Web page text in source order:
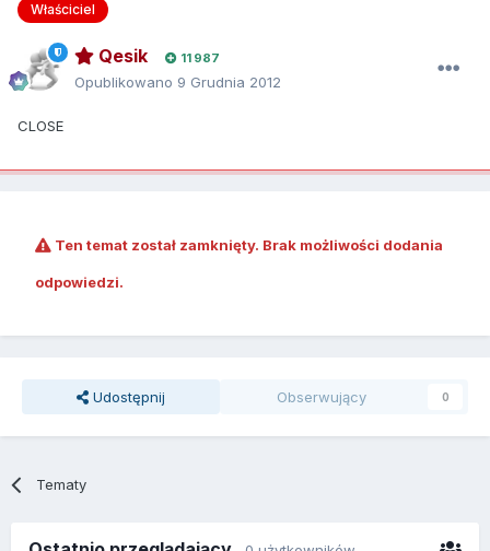
Właściciel
Qesik 11 987
Opublikowano 9 Grudnia 2012
CLOSE
Ten temat został zamknięty. Brak możliwości dodania
odpowiedzi.
Udostępnij Obserwujący 0
Tematy